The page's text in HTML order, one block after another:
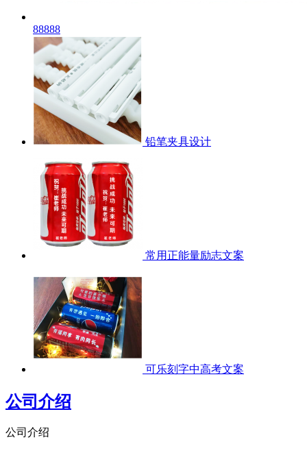
88888
铅笔夹具设计
常用正能量励志文案
可乐刻字中高考文案
公司介绍
公司介绍